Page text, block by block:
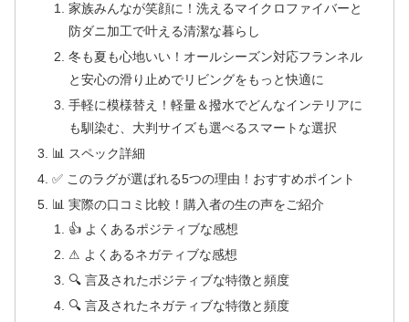
家族みんなが笑顔に！洗えるマイクロファイバーと
防ダニ加工で叶える清潔な暮らし
冬も夏も心地いい！オールシーズン対応フランネル
と安心の滑り止めでリビングをもっと快適に
手軽に模様替え！軽量＆撥水でどんなインテリアに
も馴染む、大判サイズも選べるスマートな選択
📊 スペック詳細
✅ このラグが選ばれる5つの理由！おすすめポイント
📊 実際の口コミ比較！購入者の生の声をご紹介
👍 よくあるポジティブな感想
⚠ よくあるネガティブな感想
🔍 言及されたポジティブな特徴と頻度
🔍 言及されたネガティブな特徴と頻度